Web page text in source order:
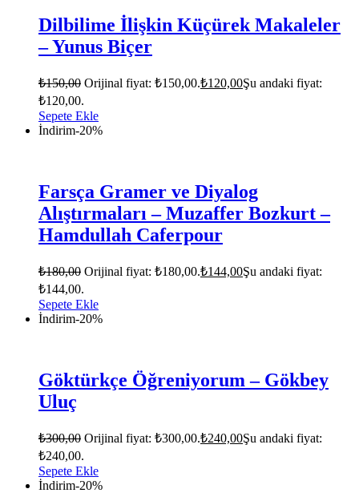
Dilbilime İlişkin Küçürek Makaleler
– Yunus Biçer
₺150,00 Orijinal fiyat: ₺150,00.₺120,00Şu andaki fiyat:
₺120,00.
Sepete Ekle
İndirim-20%
Farsça Gramer ve Diyalog
Alıştırmaları – Muzaffer Bozkurt –
Hamdullah Caferpour
₺180,00 Orijinal fiyat: ₺180,00.₺144,00Şu andaki fiyat:
₺144,00.
Sepete Ekle
İndirim-20%
Göktürkçe Öğreniyorum – Gökbey
Uluç
₺300,00 Orijinal fiyat: ₺300,00.₺240,00Şu andaki fiyat:
₺240,00.
Sepete Ekle
İndirim-20%